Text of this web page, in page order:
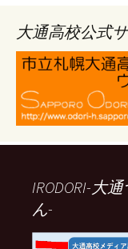
ブ
大通高校公式
IRODORI-大
ん-